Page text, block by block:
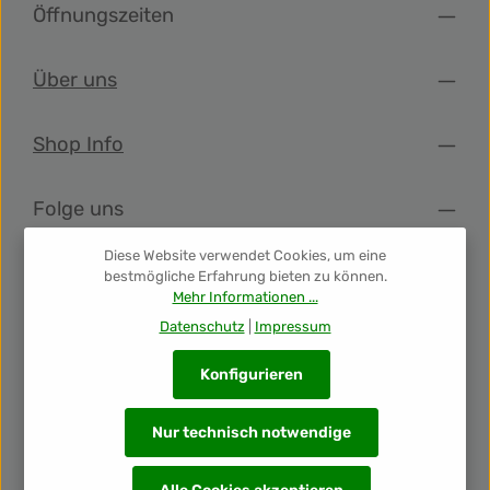
Frucht zeichnet diesen Vermouth aus. Am Gaumen
Sie den Artoiz Vermouth Gran Reserva als Aperitif zum
bis 7°C mit Eis und einer Orangenscheibe zu servieren -
Öffnungszeiten
Über uns
Shop Info
Folge uns
Newsletter
Unsere Auszeichnungen
Diese Website verwendet Cookies, um eine
bestmögliche Erfahrung bieten zu können.
Mehr Informationen ...
Datenschutz
Impressum
Nur technisch notwendige
Konfigurieren